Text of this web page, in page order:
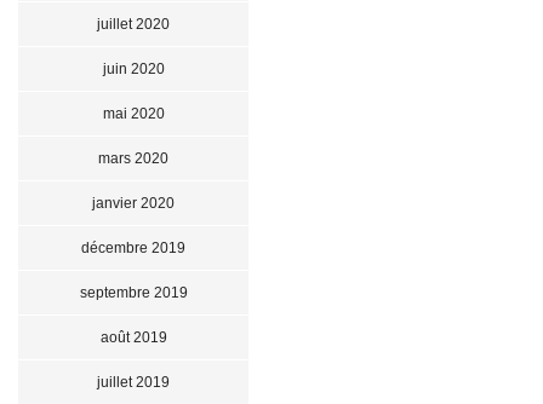
juillet 2020
juin 2020
mai 2020
mars 2020
janvier 2020
décembre 2019
septembre 2019
août 2019
juillet 2019